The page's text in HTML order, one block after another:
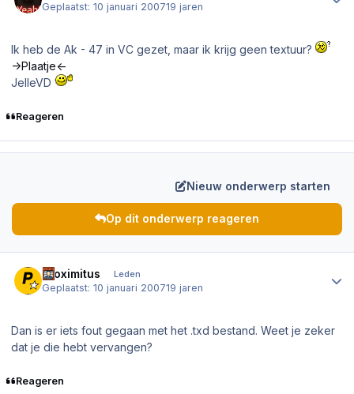
Geplaatst:10 januari 200719 jaren
Ik heb de Ak - 47 in VC gezet, maar ik krijg geen textuur?
->Plaatje<-
JelleVD
Reageren
Nieuw onderwerp starten
Op dit onderwerp reageren
Proximitus Leden
Geplaatst:10 januari 200719 jaren
Dan is er iets fout gegaan met het .txd bestand. Weet je zeker
dat je die hebt vervangen?
Reageren